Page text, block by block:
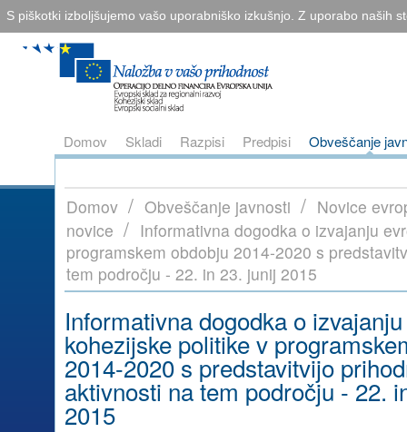
S piškotki izboljšujemo vašo uporabniško izkušnjo. Z uporabo naših
Domov Skladi Razpisi Predpisi Obveščanje
Domov / Obveščanje javnosti / Novice
novice / Informativna dogodka o izvajanju
programskem obdobju 2014-2020 s
tem področju - 22. in 23. junij 2015
Informativna dogodka o
kohezijske politike v
2014-2020 s predstavitvijo
aktivnosti na tem področju - 22.
2015